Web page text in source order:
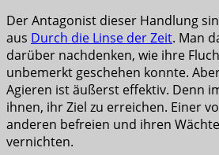
Der Antagonist dieser Handlung
aus Durch die Linse der Zeit. Man
darüber nachdenken, wie ihre
unbemerkt geschehen konnte.
Agieren ist äußerst effektiv. Denn
ihnen, ihr Ziel zu erreichen. Einer
anderen befreien und ihren
vernichten.